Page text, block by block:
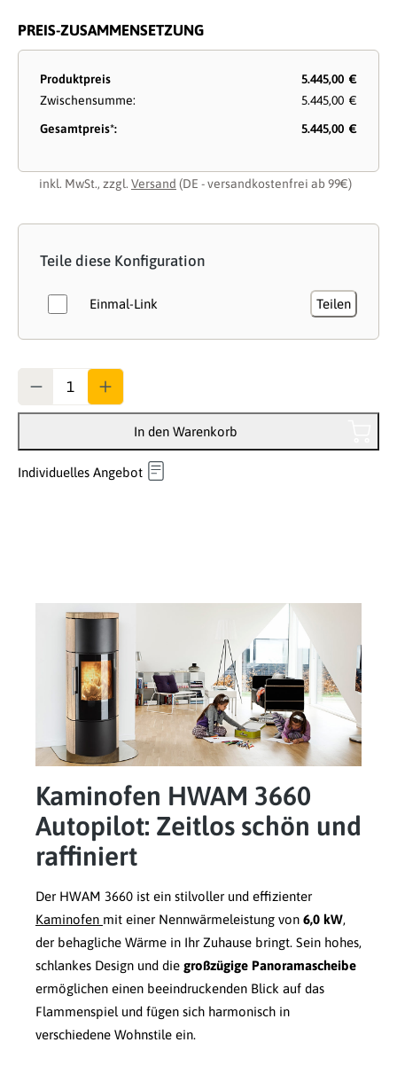
PREIS-ZUSAMMENSETZUNG
Produktpreis
5.445,00 €
Zwischensumme:
5.445,00 €
Gesamtpreis*:
5.445,00 €
inkl. MwSt., zzgl. Versand (DE - versandkostenfrei ab 99€)
Teile diese Konfiguration
Einmal-Link Teilen
In den Warenkorb
Individuelles Angebot
Kaminofen HWAM 3660
Autopilot: Zeitlos schön und
raffiniert
Der HWAM 3660 ist ein stilvoller und effizienter
Kaminofen mit einer Nennwärmeleistung von 6,0 kW,
der behagliche Wärme in Ihr Zuhause bringt. Sein hohes,
schlankes Design und die großzügige Panoramascheibe
ermöglichen einen beeindruckenden Blick auf das
Flammenspiel und fügen sich harmonisch in
verschiedene Wohnstile ein.